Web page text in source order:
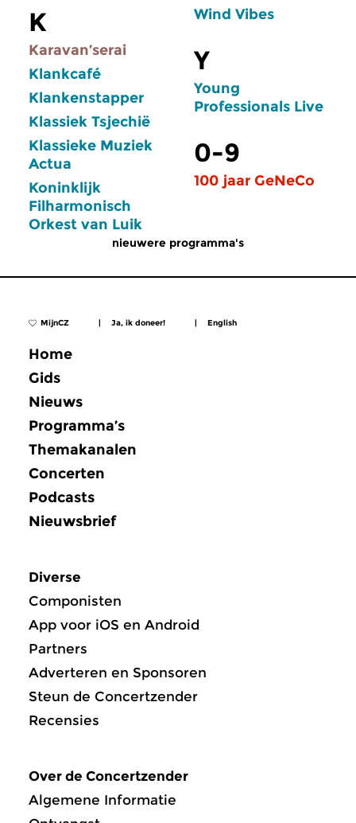
K
Karavan’serai
Klankcafé
Klankenstapper
Klassiek Tsjechië
Klassieke Muziek
Actua
Koninklijk
Filharmonisch
Orkest van Luik
Wind Vibes
Y
Young
Professionals Live
0-9
100 jaar GeNeCo
nieuwere programma's
MijnCZ | Ja, ik doneer! | English
Home
Gids
Nieuws
Programma’s
Themakanalen
Concerten
Podcasts
Nieuwsbrief
Diverse
Componisten
App voor iOS en Android
Partners
Adverteren en Sponsoren
Steun de Concertzender
Recensies
Over de Concertzender
Algemene Informatie